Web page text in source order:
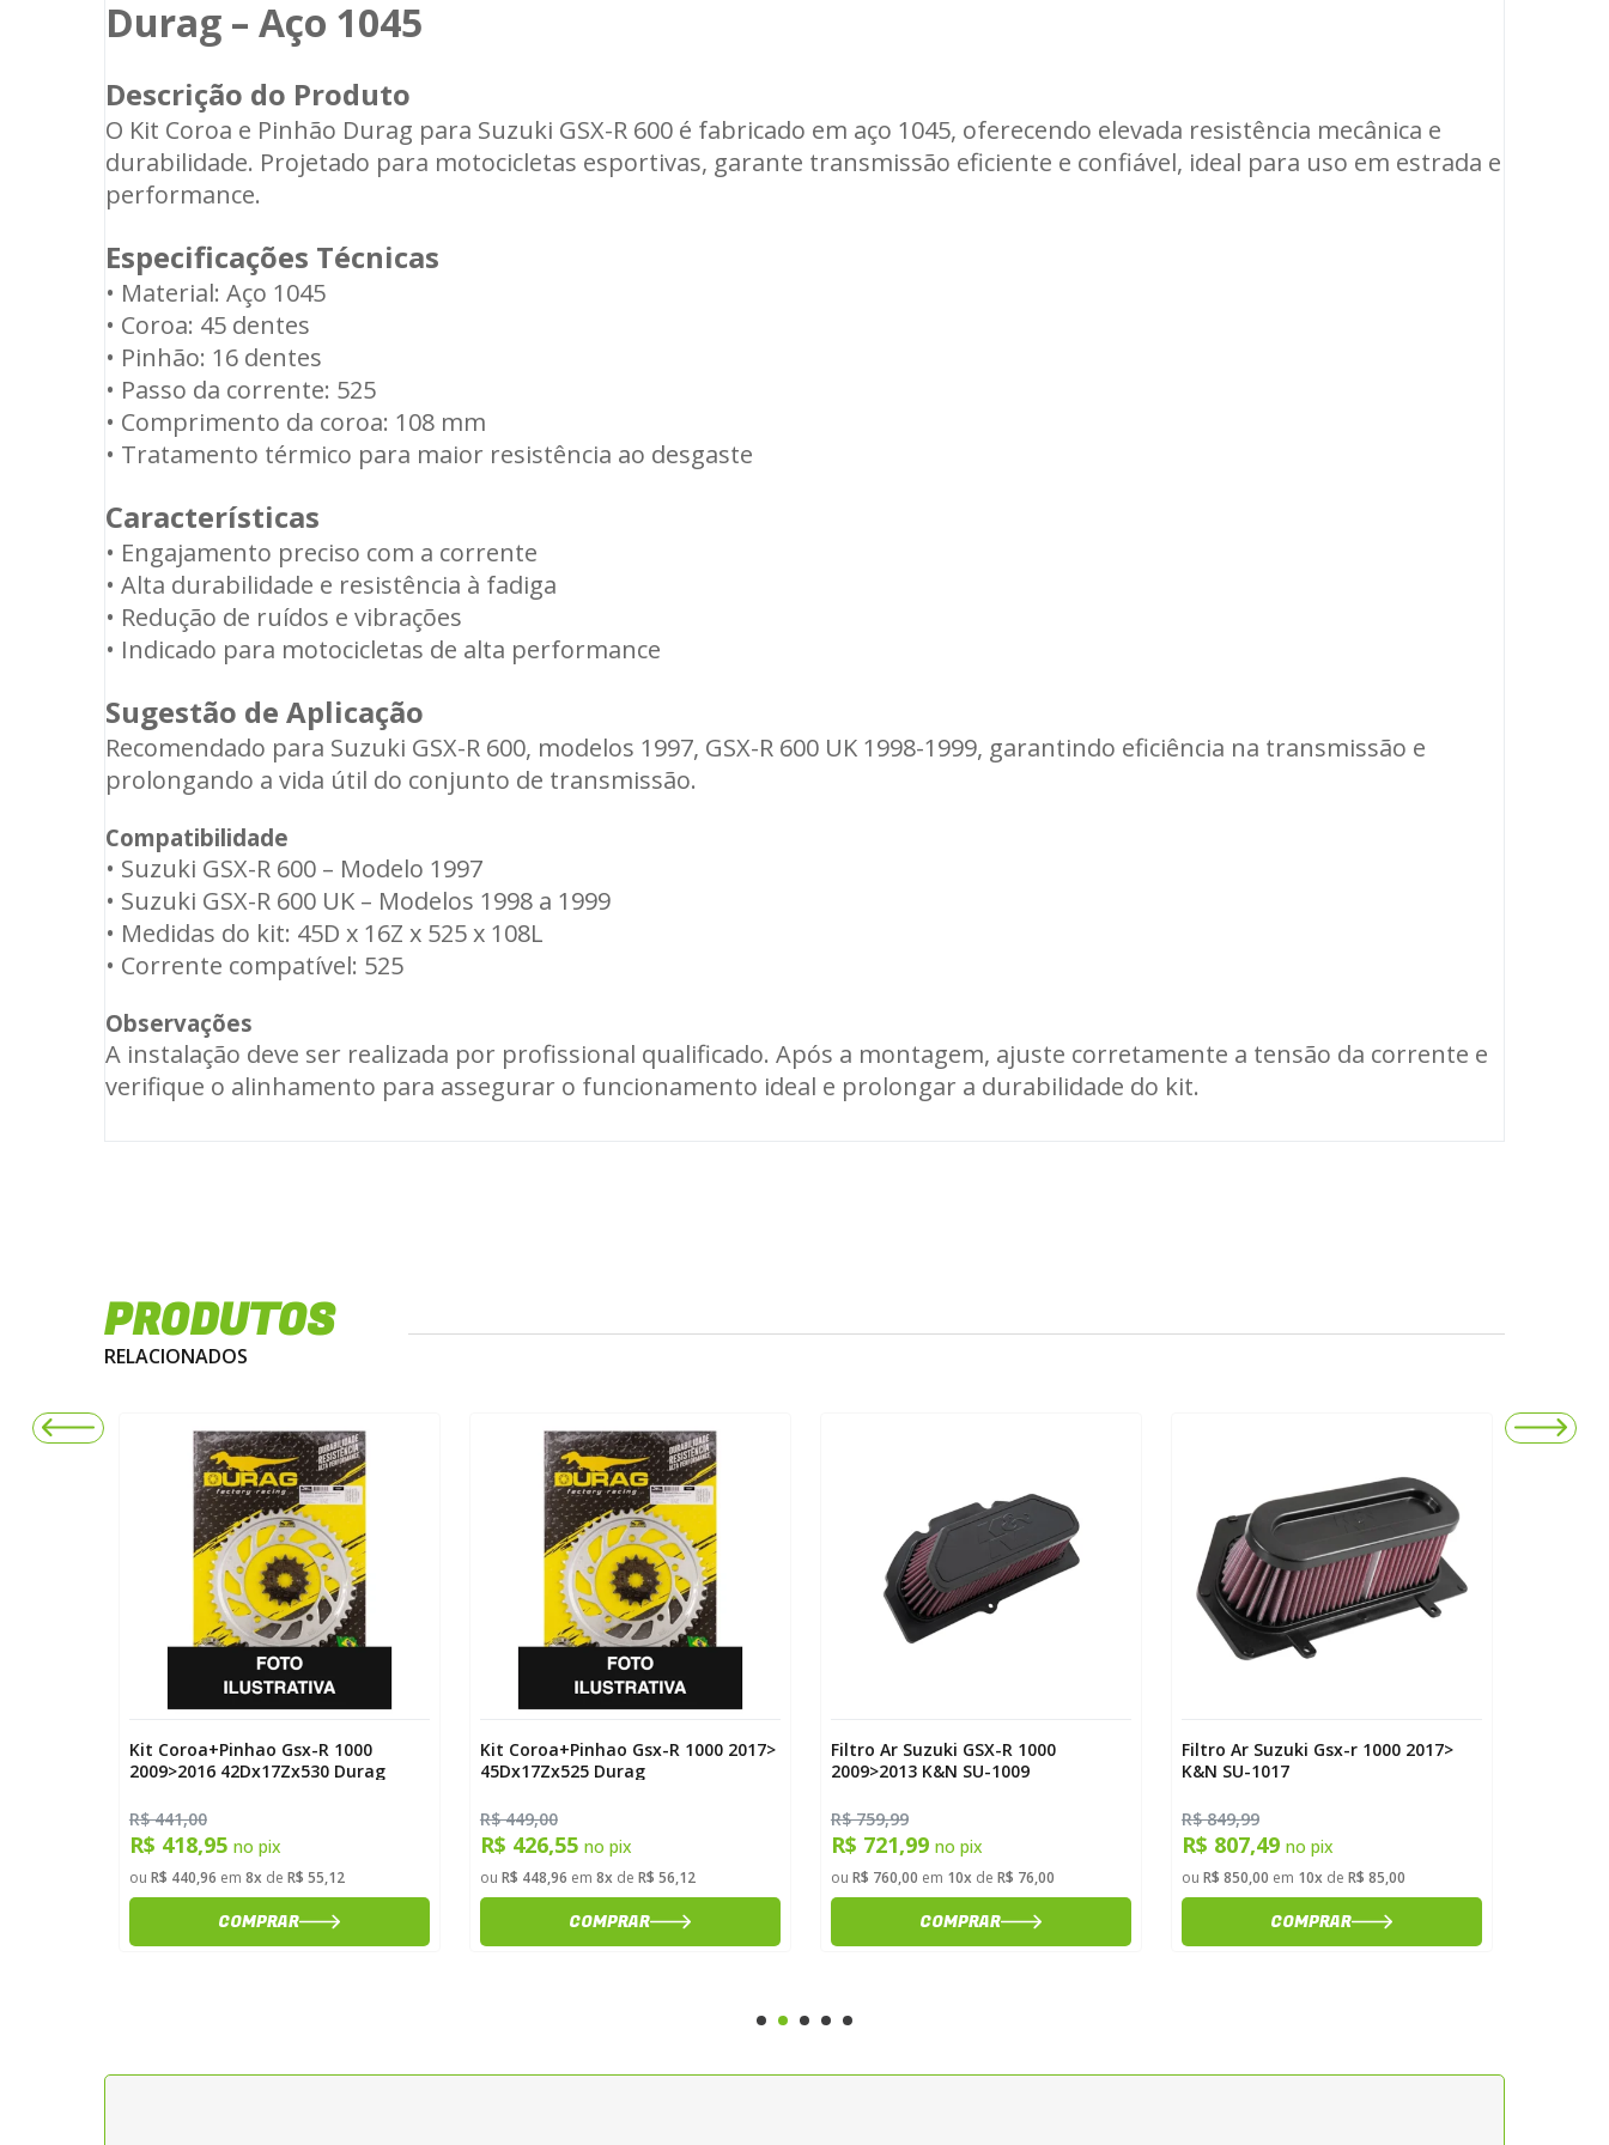
Durag – Aço 1045
Descrição do Produto
O Kit Coroa e Pinhão Durag para Suzuki GSX-R 600 é fabricado em aço 1045, oferecendo elevada resistência mecânica e
durabilidade. Projetado para motocicletas esportivas, garante transmissão eficiente e confiável, ideal para uso em estrada e
performance.
Especificações Técnicas
• Material: Aço 1045
• Coroa: 45 dentes
• Pinhão: 16 dentes
• Passo da corrente: 525
• Comprimento da coroa: 108 mm
• Tratamento térmico para maior resistência ao desgaste
Características
• Engajamento preciso com a corrente
• Alta durabilidade e resistência à fadiga
• Redução de ruídos e vibrações
• Indicado para motocicletas de alta performance
Sugestão de Aplicação
Recomendado para Suzuki GSX-R 600, modelos 1997, GSX-R 600 UK 1998-1999, garantindo eficiência na transmissão e
prolongando a vida útil do conjunto de transmissão.
Compatibilidade
• Suzuki GSX-R 600 – Modelo 1997
• Suzuki GSX-R 600 UK – Modelos 1998 a 1999
• Medidas do kit: 45D x 16Z x 525 x 108L
• Corrente compatível: 525
Observações
A instalação deve ser realizada por profissional qualificado. Após a montagem, ajuste corretamente a tensão da corrente e
verifique o alinhamento para assegurar o funcionamento ideal e prolongar a durabilidade do kit.
PRODUTOS
RELACIONADOS
Kit Coroa+Pinhao Gsx-R 1000
2009>2016 42Dx17Zx530 Durag
R$ 441,00
R$ 418,95 no pix
ou R$ 440,96 em 8xde R$ 55,12
COMPRAR
Kit Coroa+Pinhao Gsx-R 1000 2017>
45Dx17Zx525 Durag
R$ 449,00
R$ 426,55 no pix
ou R$ 448,96 em 8xde R$ 56,12
COMPRAR
Filtro Ar Suzuki GSX-R 1000
2009>2013 K&N SU-1009
R$ 759,99
R$ 721,99 no pix
ou R$ 760,00 em 10xde R$ 76,00
COMPRAR
Filtro Ar Suzuki Gsx-r 1000 2017>
K&N SU-1017
R$ 849,99
R$ 807,49 no pix
ou R$ 850,00 em 10xde R$ 85,00
COMPRAR